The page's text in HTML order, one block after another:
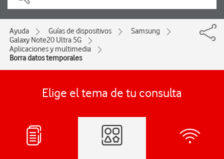
Ayuda Guías de dispositivos
Samsung
Galaxy Note20 Ultra 5G
Aplicaciones y multimedia
Borra datos temporales
Elige el tema de tu consulta